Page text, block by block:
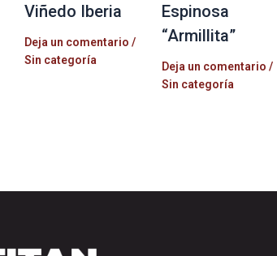
Viñedo Iberia
Deja un comentario /
Sin categoría
Espinosa
“Armillita”
Deja un comentario /
Sin categoría